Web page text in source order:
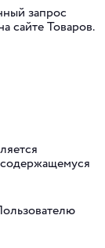
запрос
сайте Товаров.